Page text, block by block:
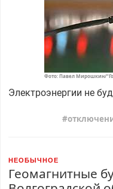
Фото: Павел Мирошкин/
Электроэнергии не
НЕОБЫЧНОЕ
Геомагнитные